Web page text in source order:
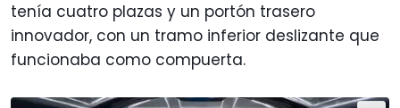
tenía cuatro plazas y un portón trasero
innovador, con un tramo inferior deslizante que
funcionaba como compuerta.